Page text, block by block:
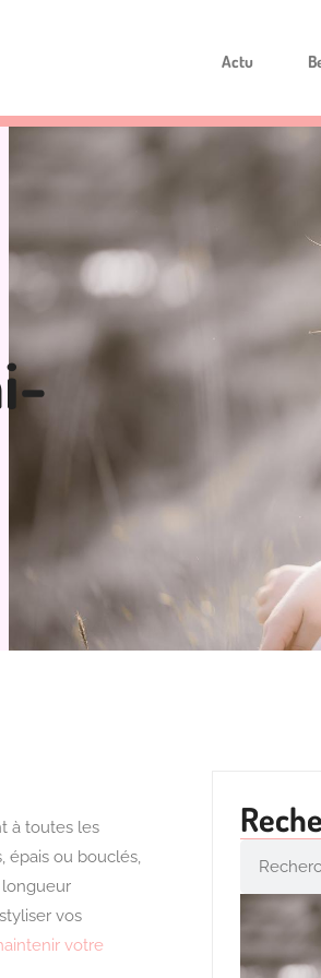
Actu
à toutes les
épais ou bouclés,
vos
votre